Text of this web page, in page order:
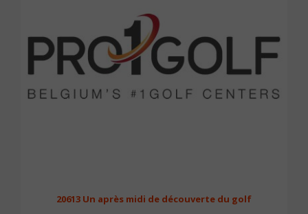
20613 Un après midi de découverte du golf